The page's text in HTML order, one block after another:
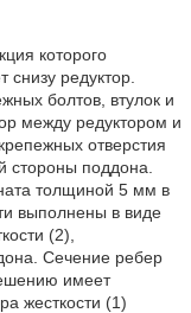
которого
редуктор.
болтов, втулок и
между редуктором и
отверстия
стороны поддона.
толщиной 5 мм в
выполнены в виде
(2),
Сечение ребер
имеет
жесткости (1)